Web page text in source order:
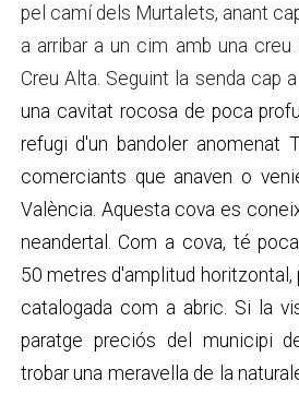
pel camí dels Murtalets, anant
a arribar a un cim amb una creu
Creu Alta. Seguint la senda cap
una cavitat rocosa de poca
refugi d'un bandoler anomenat
comerciants que anaven o
València. Aquesta cova es
neandertal. Com a cova, té
50 metres d'amplitud horitzontal,
catalogada com a abric. Si la
paratge preciós del municipi
trobar una meravella de la